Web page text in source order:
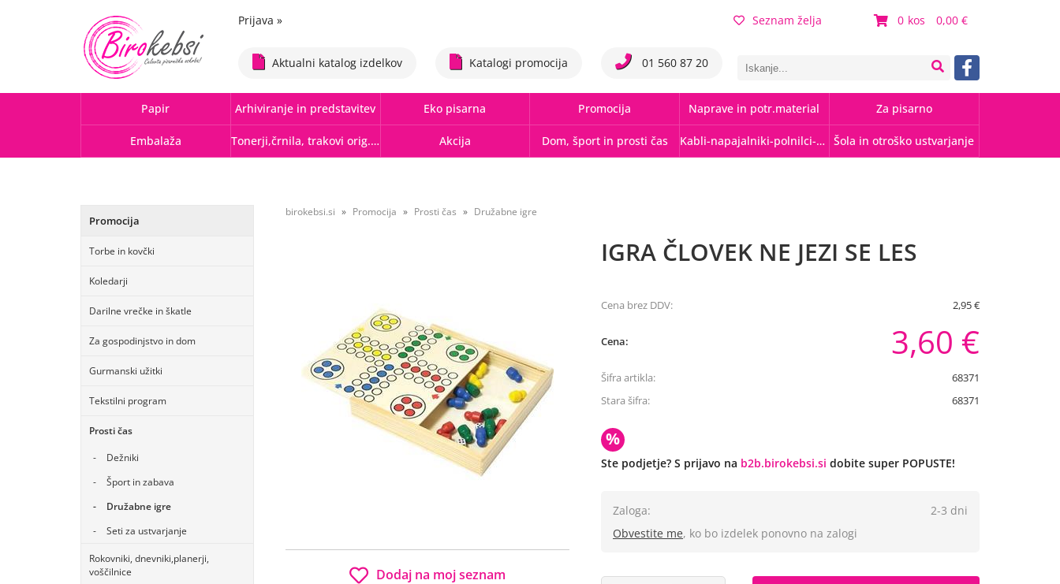
0 0,00
Prijava » Seznam želja
Aktualni katalog izdelkov Katalogi promocija 01 560 87 20
Papir Arhiviranje in predstavitev Eko pisarna Promocija Naprave in potr.material Za pisarno
Embalaža Tonerji,črnila, trakovi orig.-rec. Akcija Dom, šport in prosti čas Kabli-napajalniki-polnilci-hubi Šola in otroško ustvarjanje
Promocija
Torbe in kovčki
Koledarji
Darilne vrečke in škatle
Za gospodinjstvo in dom
Gurmanski užitki
Tekstilni program
Prosti čas
Dežniki
Šport in zabava
Družabne igre
Seti za ustvarjanje
Rokovniki, dnevniki,planerji,
voščilnice
birokebsi.si Promocija Prosti čas Družabne igre
IGRA ČLOVEK NE JEZI SE LES
Dodaj na moj seznam
Cena brez DDV: 2,95 €
Cena: 3,60 €
Šifra artikla:
68371
Stara šifra:
68371
%
Ste podjetje? S prijavo na b2b.birokebsi.si dobite super POPUSTE!
Zaloga:
2-3 dni
Obvestite me, ko bo izdelek ponovno na zalogi